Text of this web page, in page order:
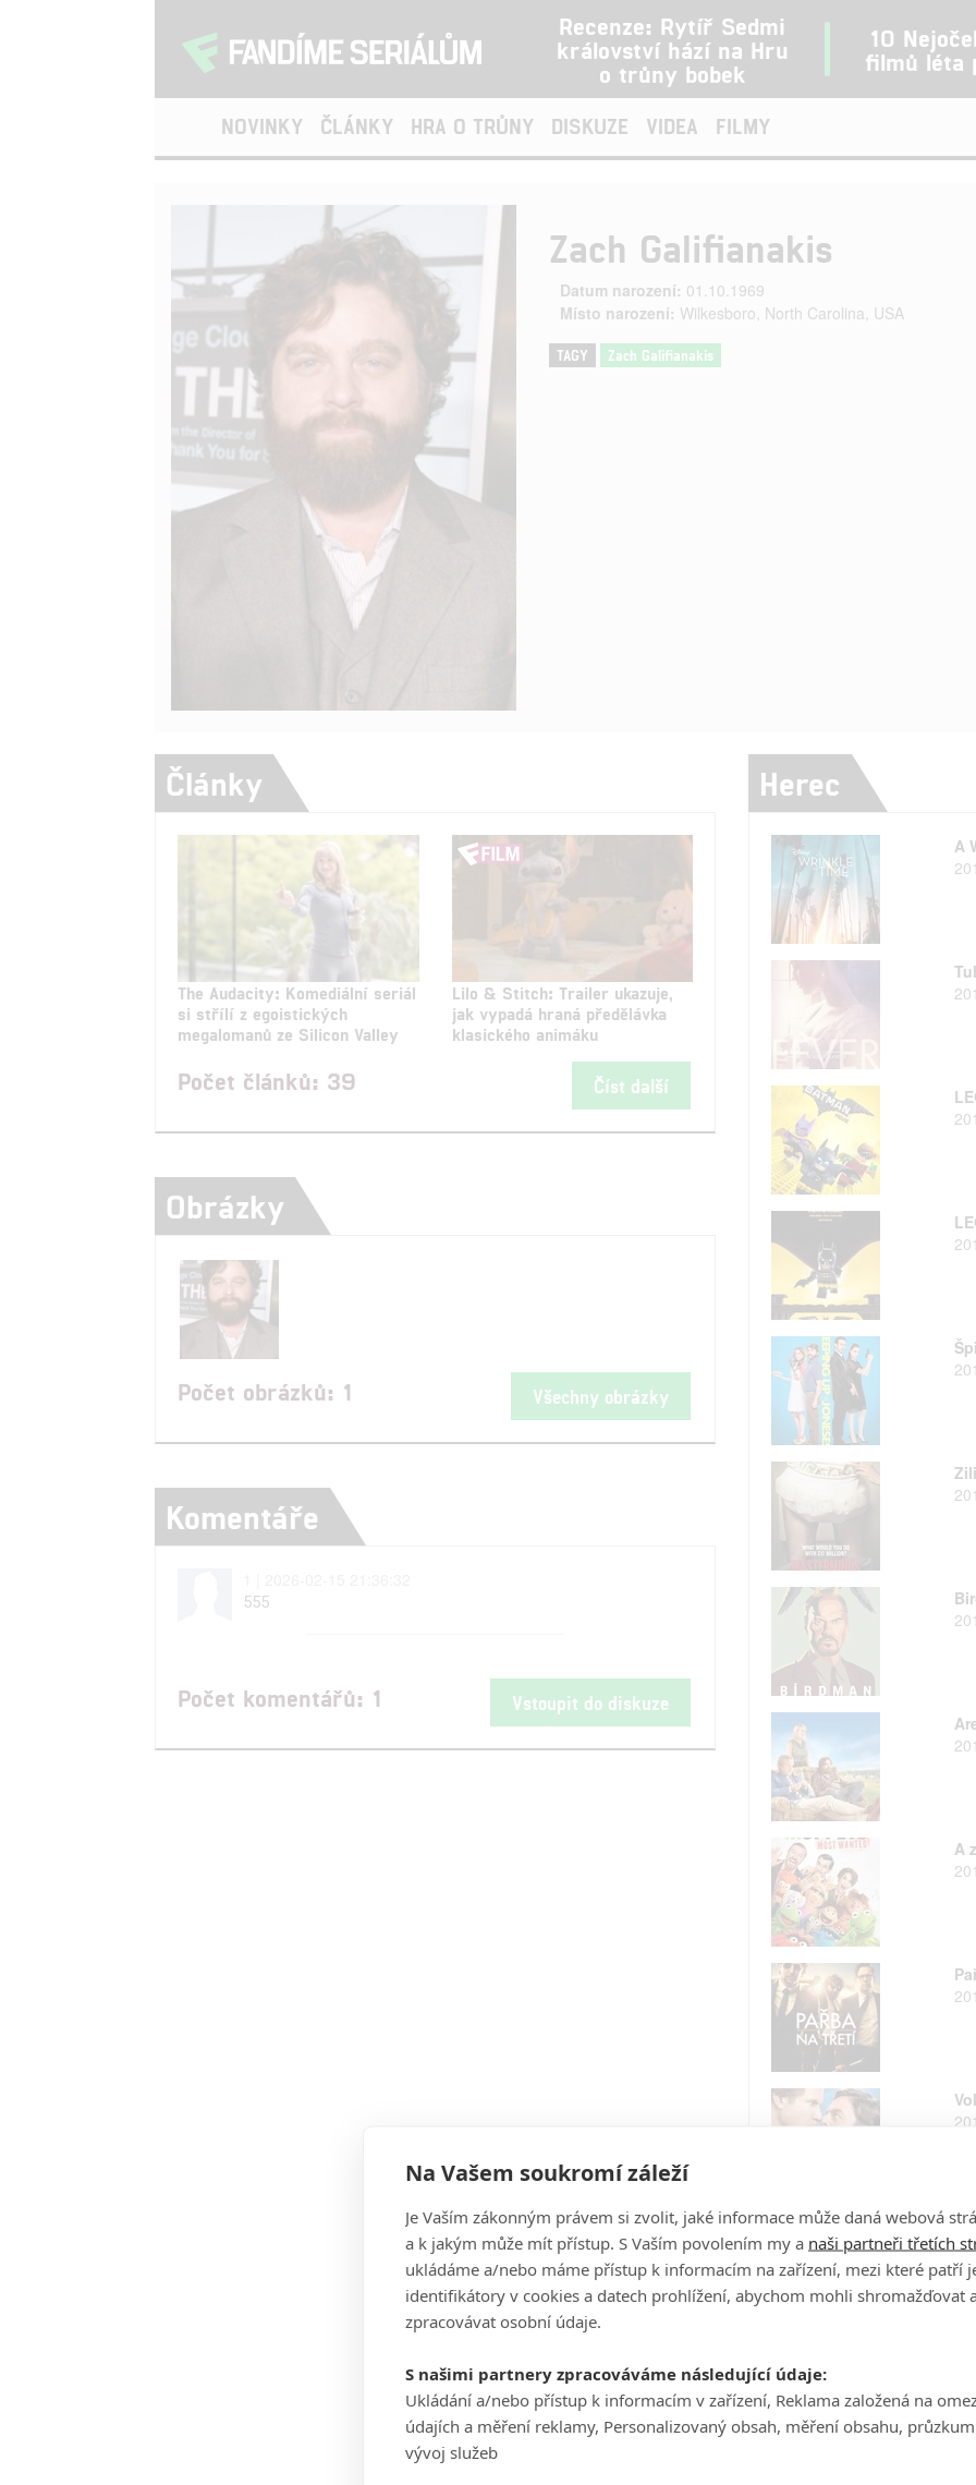
Recenze: Rytíř Sedmi
království hází na Hru
o trůny bobek
10
filmů léta
NOVINKY ČLÁNKY HRA O TRŮNY DISKUZE VIDEA FILMY
Zach Galifianakis
Datum narození: 01.10.1969
Místo narození: Wilkesboro, North Carolina, USA
TAGY Zach Galifianakis
Články
The Audacity: Komediální seriál
si střílí z egoistických
megalomanů ze Silicon Valley
Lilo & Stitch: Trailer ukazuje,
jak vypadá hraná předělávka
klasického animáku
Počet článků: 39 Číst další
Obrázky
Počet obrázků: 1 Všechny obrázky
Komentáře
555
Počet komentářů: 1 Vstoupit do diskuze
Herec
A
A
Na Vašem soukromí záleží
Je Vaším zákonným právem si zvolit, jaké informace může daná webová
a k jakým může mít přístup. S Vaším povolením my a naši partneři třetích
ukládáme a/nebo máme přístup k informacím na zařízení, mezi které patří
identifikátory v cookies a datech prohlížení, abychom mohli shromažďovat
zpracovávat osobní údaje.
S našimi partnery zpracováváme následující údaje:
Ukládání a/nebo přístup k informacím v zařízení, Reklama založená na
údajích a měření reklamy, Personalizovaný obsah, měření obsahu,
vývoj služeb